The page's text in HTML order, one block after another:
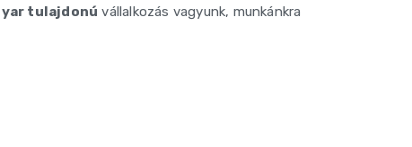
tulajdonú vállalkozás vagyunk, munkánkra